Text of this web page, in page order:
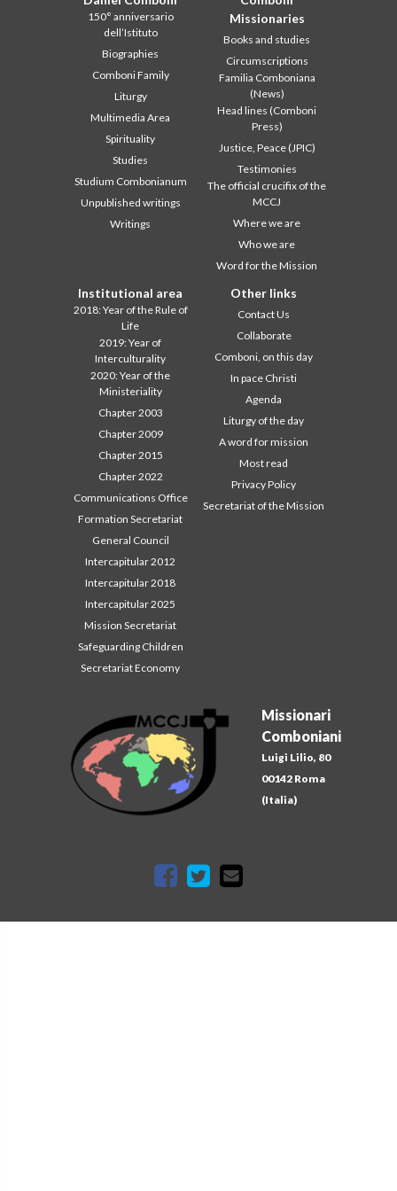
Missionari
Comboniani
Luigi Lilio, 80
00142 Roma
(Italia)
150° anniversario
dell’Istituto
Biographies
Comboni Family
Liturgy
Multimedia Area
Spirituality
Studies
Studium Combonianum
Unpublished writings
Writings
Missionaries
Books and studies
Circumscriptions
Familia Comboniana
(News)
Head lines (Comboni
Press)
Justice, Peace (JPIC)
Testimonies
The official crucifix of the
MCCJ
Where we are
Who we are
Word for the Mission
Institutional area
2018: Year of the Rule of
Life
2019: Year of
Interculturality
2020: Year of the
Ministeriality
Chapter 2003
Chapter 2009
Chapter 2015
Chapter 2022
Communications Office
Formation Secretariat
General Council
Intercapitular 2012
Intercapitular 2018
Intercapitular 2025
Mission Secretariat
Safeguarding Children
Secretariat Economy
Other links
Contact Us
Collaborate
Comboni, on this day
In pace Christi
Agenda
Liturgy of the day
A word for mission
Most read
Privacy Policy
Secretariat of the Mission